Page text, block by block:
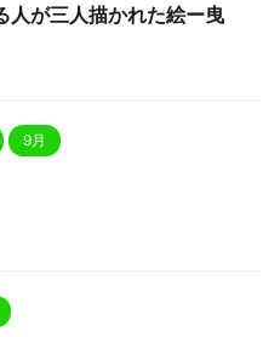
人が三人描かれた絵ー曳
9月